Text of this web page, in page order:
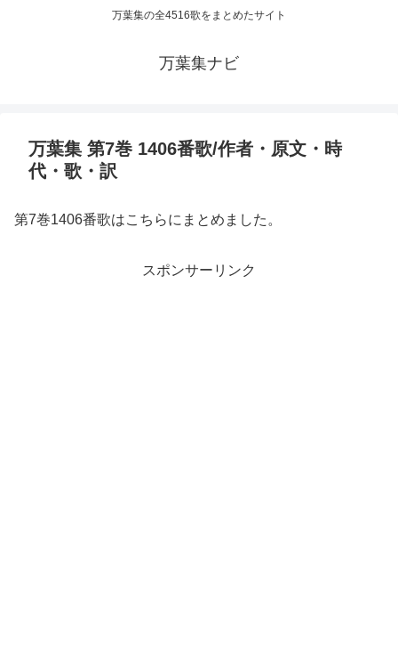
万葉集の全4516歌をまとめたサイト
万葉集ナビ
万葉集 第7巻 1406番歌/作者・原文・時
代・歌・訳
第7巻1406番歌はこちらにまとめました。
スポンサーリンク